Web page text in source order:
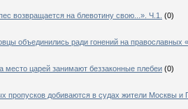
возвращается на блевотину свою...». Ч.1. (0)
объединились ради гонений на православных
место царей занимают беззаконные плебеи (0)
пропусков добиваются в судах жители Москвы и